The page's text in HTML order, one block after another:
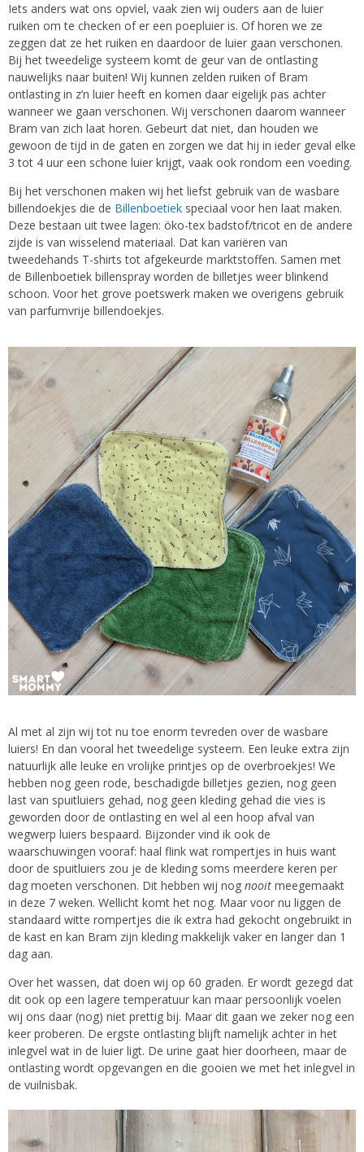
Iets anders wat ons opviel, vaak zien wij ouders aan de luier
ruiken om te checken of er een poepluier is. Of horen we ze
zeggen dat ze het ruiken en daardoor de luier gaan verschonen.
Bij het tweedelige systeem komt de geur van de ontlasting
nauwelijks naar buiten! Wij kunnen zelden ruiken of Bram
ontlasting in z’n luier heeft en komen daar eigelijk pas achter
wanneer we gaan verschonen. Wij verschonen daarom wanneer
Bram van zich laat horen. Gebeurt dat niet, dan houden we
gewoon de tijd in de gaten en zorgen we dat hij in ieder geval elke
3 tot 4 uur een schone luier krijgt, vaak ook rondom een voeding.
Bij het verschonen maken wij het liefst gebruik van de wasbare
billendoekjes die de Billenboetiek speciaal voor hen laat maken.
Deze bestaan uit twee lagen: öko-tex badstof/tricot en de andere
zijde is van wisselend materiaal. Dat kan variëren van
tweedehands T-shirts tot afgekeurde marktstoffen. Samen met
de Billenboetiek billenspray worden de billetjes weer blinkend
schoon. Voor het grove poetswerk maken we overigens gebruik
van parfumvrije billendoekjes.
Al met al zijn wij tot nu toe enorm tevreden over de wasbare
luiers! En dan vooral het tweedelige systeem. Een leuke extra zijn
natuurlijk alle leuke en vrolijke printjes op de overbroekjes! We
hebben nog geen rode, beschadigde billetjes gezien, nog geen
last van spuitluiers gehad, nog geen kleding gehad die vies is
geworden door de ontlasting en wel al een hoop afval van
wegwerp luiers bespaard. Bijzonder vind ik ook de
waarschuwingen vooraf: haal flink wat rompertjes in huis want
door de spuitluiers zou je de kleding soms meerdere keren per
dag moeten verschonen. Dit hebben wij nog nooit meegemaakt
in deze 7 weken. Wellicht komt het nog. Maar voor nu liggen de
standaard witte rompertjes die ik extra had gekocht ongebruikt in
de kast en kan Bram zijn kleding makkelijk vaker en langer dan 1
dag aan.
Over het wassen, dat doen wij op 60 graden. Er wordt gezegd dat
dit ook op een lagere temperatuur kan maar persoonlijk voelen
wij ons daar (nog) niet prettig bij. Maar dit gaan we zeker nog een
keer proberen. De ergste ontlasting blijft namelijk achter in het
inlegvel wat in de luier ligt. De urine gaat hier doorheen, maar de
ontlasting wordt opgevangen en die gooien we met het inlegvel in
de vuilnisbak.